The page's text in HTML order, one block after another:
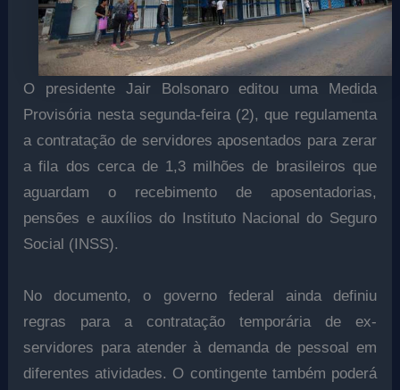
O presidente Jair Bolsonaro editou uma Medida
Provisória nesta segunda-feira (2), que regulamenta
a contratação de servidores aposentados para zerar
a fila dos cerca de 1,3 milhões de brasileiros que
aguardam o recebimento de aposentadorias,
pensões e auxílios do Instituto Nacional do Seguro
Social (INSS).
No documento, o governo federal ainda definiu
regras para a contratação temporária de ex-
servidores para atender à demanda de pessoal em
diferentes atividades. O contingente também poderá